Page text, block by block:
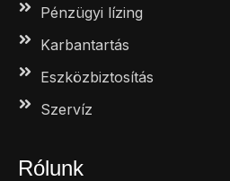
Pénzügyi lízing
Karbantartás
Eszközbiztosítás
Szervíz
Rólunk